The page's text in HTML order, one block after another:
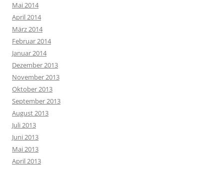
Mai 2014
April 2014
März 2014
Februar 2014
Januar 2014
Dezember 2013
November 2013
Oktober 2013
September 2013
August 2013
Juli 2013
Juni 2013
Mai 2013
April 2013